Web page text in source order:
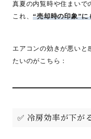
真夏の内覧時や住まいで
これ、“売却時の印象”に
エアコンの効きが悪いと
たいのがこちら：
✅ 冷房効率が下が